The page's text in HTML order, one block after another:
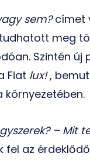
sem?címet
meg
Szintén
Fiat lux!,
– Mit
az